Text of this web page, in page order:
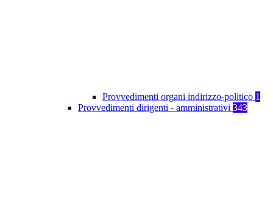
Provvedimenti organi indirizzo-politico 1
Provvedimenti dirigenti - amministrativi 343